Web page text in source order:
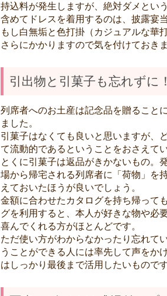
持込料が発生しますが、絶対ダメとい
含めてドレスを着用するのは、披露宴
もし白無垢と色打掛（カジュアルな華
さらにかかりますので気を付けておき
引出物と引菓子も忘れずに！
列席者へのお土産は記念品を贈ること
ました。
引菓子はなくても良いと思いますが、
て流動的であるということをおさえて
とくに引菓子は返品がきかないもの。
場から帰宅される列席者に「荷物」を
えておいたほうが良いでしょう。
金額に合わせたカタログを持ち帰って
グを利用すると、本人が好きな物や必
喜んでくれる方がほとんどです。
ただ使い方がわからなかったり忘れて
うことができる人には率先して声をか
はしっかり最後まで活用したいものです